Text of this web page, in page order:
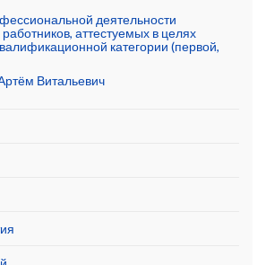
деятельности
работников, аттестуемых в целях
категории (первой,
Витальевич